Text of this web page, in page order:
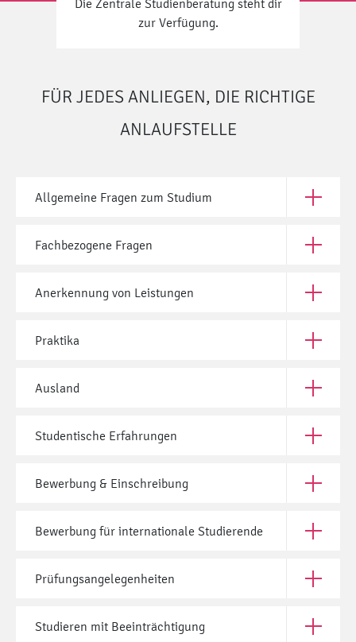
Die Zentrale Studienberatung steht dir
zur Verfügung.
FÜR JEDES ANLIEGEN, DIE RICHTIGE
ANLAUFSTELLE
Allgemeine Fragen zum Studium Öffne
Fachbezogene Fragen Öffne
Anerkennung von Leistungen Öffne
Praktika Öffne
Ausland Öffne
Studentische Erfahrungen Öffne
Bewerbung & Einschreibung Öffne
Bewerbung für internationale Studierende Öffne
Prüfungsangelegenheiten Öffne
Studieren mit Beeinträchtigung Öffne